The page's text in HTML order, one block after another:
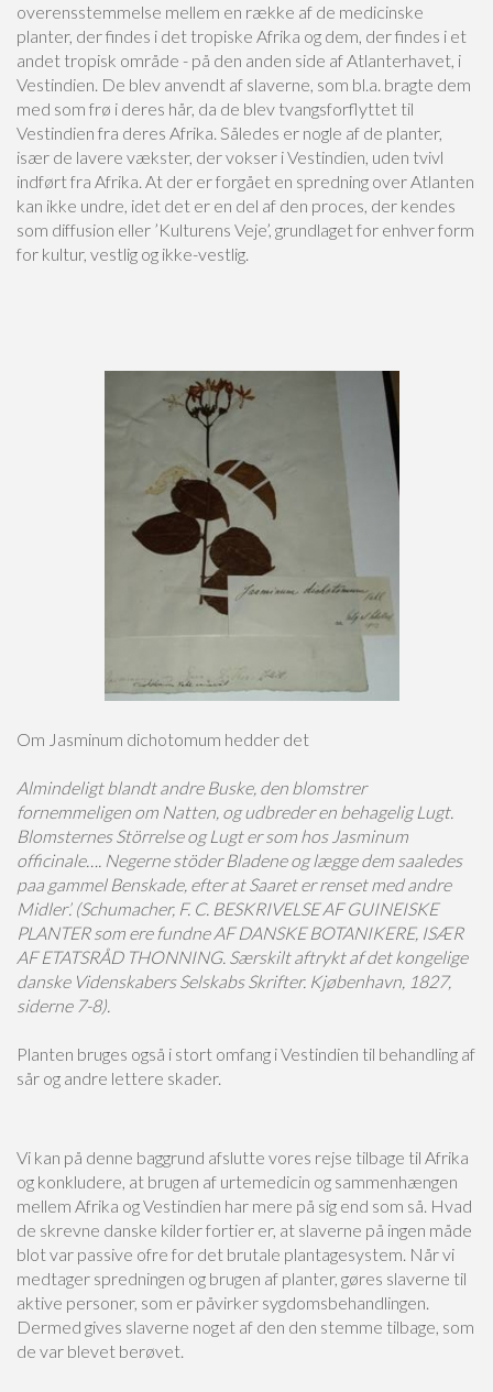
overensstemmelse mellem en række af de medicinske
planter, der findes i det tropiske Afrika og dem, der findes i et
andet tropisk område - på den anden side af Atlanterhavet, i
Vestindien. De blev anvendt af slaverne, som bl.a. bragte dem
med som frø i deres hår, da de blev tvangsforflyttet til
Vestindien fra deres Afrika. Således er nogle af de planter,
især de lavere vækster, der vokser i Vestindien, uden tvivl
indført fra Afrika. At der er forgået en spredning over Atlanten
kan ikke undre, idet det er en del af den proces, der kendes
som diffusion eller ’Kulturens Veje’, grundlaget for enhver form
for kultur, vestlig og ikke-vestlig.
Om Jasminum dichotomum hedder det
Almindeligt blandt andre Buske, den blomstrer
fornemmeligen om Natten, og udbreder en behagelig Lugt.
Blomsternes Störrelse og Lugt er som hos Jasminum
officinale…. Negerne stöder Bladene og lægge dem saaledes
paa gammel Benskade, efter at Saaret er renset med andre
Midler’. (Schumacher, F. C. BESKRIVELSE AF GUINEISKE
PLANTER som ere fundne AF DANSKE BOTANIKERE, ISÆR
AF ETATSRÅD THONNING. Særskilt aftrykt af det kongelige
danske Videnskabers Selskabs Skrifter. Kjøbenhavn, 1827,
siderne 7-8).
Planten bruges også i stort omfang i Vestindien til behandling af
sår og andre lettere skader.
Vi kan på denne baggrund afslutte vores rejse tilbage til Afrika
og konkludere, at brugen af urtemedicin og sammenhængen
mellem Afrika og Vestindien har mere på sig end som så. Hvad
de skrevne danske kilder fortier er, at slaverne på ingen måde
blot var passive ofre for det brutale plantagesystem. Når vi
medtager spredningen og brugen af planter, gøres slaverne til
aktive personer, som er påvirker sygdomsbehandlingen.
Dermed gives slaverne noget af den den stemme tilbage, som
de var blevet berøvet.